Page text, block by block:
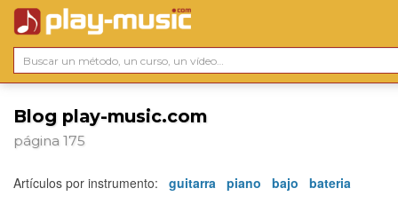
Blog play-music.com
página 175
Artículos por instrumento: guitarra piano bajo bateria